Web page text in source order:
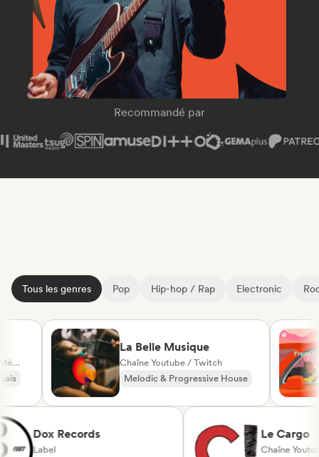
SPIN Magazine
Recommandé par
Tous les genres Pop Hip-hop / Rap Electronic
La Belle Musique
Chaîne Youtube / Twitch
Melodic & Progressive House
Nu-disco / Italo
Dox Records Le